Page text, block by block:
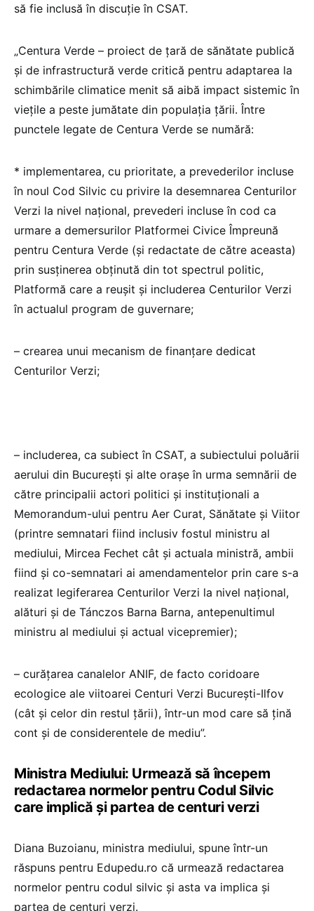
să fie inclusă în discuție în CSAT.
„Centura Verde – proiect de țară de sănătate publică
și de infrastructură verde critică pentru adaptarea la
schimbările climatice menit să aibă impact sistemic în
viețile a peste jumătate din populația țării. Între
punctele legate de Centura Verde se numără:
* implementarea, cu prioritate, a prevederilor incluse
în noul Cod Silvic cu privire la desemnarea Centurilor
Verzi la nivel național, prevederi incluse în cod ca
urmare a demersurilor Platformei Civice Împreună
pentru Centura Verde (și redactate de către aceasta)
prin susținerea obținută din tot spectrul politic,
Platformă care a reușit și includerea Centurilor Verzi
în actualul program de guvernare;
– crearea unui mecanism de finanțare dedicat
Centurilor Verzi;
– includerea, ca subiect în CSAT, a subiectului poluării
aerului din București și alte orașe în urma semnării de
către principalii actori politici și instituționali a
Memorandum-ului pentru Aer Curat, Sănătate și Viitor
(printre semnatari fiind inclusiv fostul ministru al
mediului, Mircea Fechet cât și actuala ministră, ambii
fiind și co-semnatari ai amendamentelor prin care s-a
realizat legiferarea Centurilor Verzi la nivel național,
alături și de Tánczos Barna Barna, antepenultimul
ministru al mediului și actual vicepremier);
– curățarea canalelor ANIF, de facto coridoare
ecologice ale viitoarei Centuri Verzi București-Ilfov
(cât și celor din restul țării), într-un mod care să țină
cont și de considerentele de mediu”.
Ministra Mediului: Urmează să începem
redactarea normelor pentru Codul Silvic
care implică și partea de centuri verzi
Diana Buzoianu, ministra mediului, spune într-un
răspuns pentru Edupedu.ro că urmează redactarea
normelor pentru codul silvic și asta va implica și
partea de centuri verzi.